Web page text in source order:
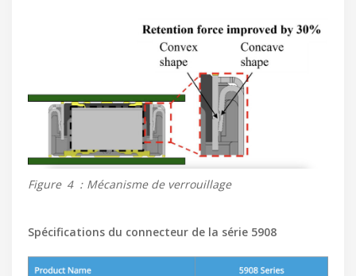
Figure ４：Mécanisme de verrouillage
Spécifications du connecteur de la série 5908